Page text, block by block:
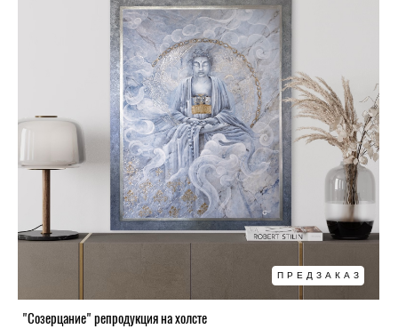
ПРЕДЗАКАЗ
"Созерцание" репродукция на холсте